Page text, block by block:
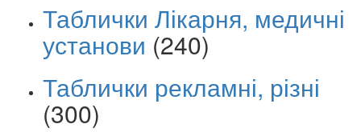
Таблички Лікарня, медичні
установи (240)
Таблички рекламні, різні
(300)